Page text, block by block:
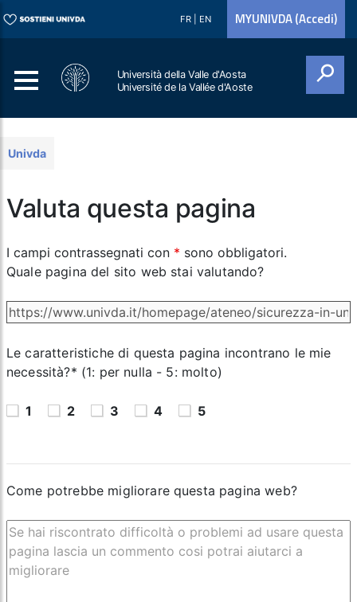
FR EN MYUNIVDA (Accedi)
Università della Valle d'Aosta
Université de la Vallée d'Aoste
Univda
Valuta questa pagina
I campi contrassegnati con * sono obbligatori.
Quale pagina del sito web stai valutando?
Le caratteristiche di questa pagina incontrano le mie
necessità?* (1: per nulla - 5: molto)
1 2 3 4 5
Come potrebbe migliorare questa pagina web?